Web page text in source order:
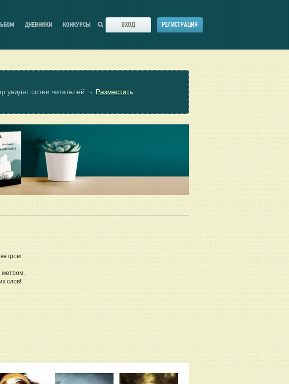
ДНЕВНИКИ КОНКУРСЫ ВХОД РЕГИСТРАЦИЯ
увидят сотни читателей → Разместить
метром,
слов!